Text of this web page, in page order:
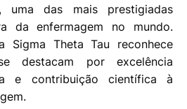
uma das mais prestigiadas
da enfermagem no mundo.
Sigma Theta Tau reconhece
destacam por excelência
e contribuição científica à